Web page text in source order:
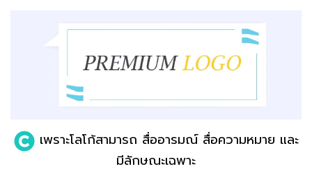
เพราะโลโก้สามารถ สื่ออารมณ์ สื่อความหมาย และ
มีลักษณะเฉพาะ